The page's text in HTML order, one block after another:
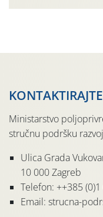
Ministarstvo
stručnu podršku
Ulica Grada
10 000 Zagreb
Telefon: ++385
Email: strucna-